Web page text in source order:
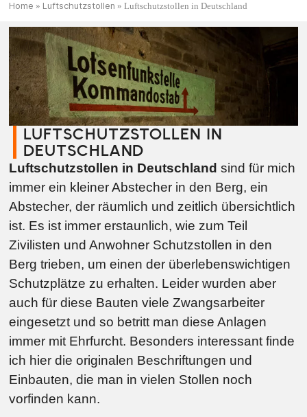
Home » Luftschutzstollen »Luftschutzstollen in Deutschland
LUFTSCHUTZSTOLLEN IN
DEUTSCHLAND
Luftschutzstollen in Deutschland sind für mich
immer ein kleiner Abstecher in den Berg, ein
Abstecher, der räumlich und zeitlich übersichtlich
ist. Es ist immer erstaunlich, wie zum Teil
Zivilisten und Anwohner Schutzstollen in den
Berg trieben, um einen der überlebenswichtigen
Schutzplätze zu erhalten. Leider wurden aber
auch für diese Bauten viele Zwangsarbeiter
eingesetzt und so betritt man diese Anlagen
immer mit Ehrfurcht. Besonders interessant finde
ich hier die originalen Beschriftungen und
Einbauten, die man in vielen Stollen noch
vorfinden kann.